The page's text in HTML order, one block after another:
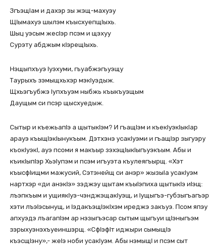
ЗгъэщIам и дахэр зы жэщ-махуэу
ЩIымахуэ шылэм къысхуепщIыхь.
Шыц уэсым жесIэр псэм и щэхуу
Сурэту абджым кIэрещIыхь.
Нэщыпхъуэ Iуэхуми, гъуабжэгъуэщу
Таурыхъ зэмыщхьхэр мэкIуэдыж.
Щхьэгъубжэ Iупхъуэм ныбжь къыкъуэщым
Даущым си псэр щысхуедыж.
Сытыр и къежьапIэ а щытыкIэм? И гъащIэм и къекIуэкIыкIар
арауэ къыщIэкIынукъым. Дэтхэнэ усакIуэми и гъащIэр зыгуэру
къокIуэкI, ауэ псоми я макъыр зэхэщIыкIыгъуэкъым. Абы и
къикIыпIэр ХьэIупэм и псэм игъуэта къулеягъырщ. «Хэт
къысфIищми мажусий, Сэтэнейщ си анэр» жызыIа усакIуэм
нартхэр «ди анэкIэ» зэджэу щытам къыIэпиха щытыкIэ иIэщ:
лъэпкъым и ущиякIуэ-чэнджэщакIуэщ, и Iущыгъэ-губзыгъагъэр
хэти лъэIэсынущ, и IэдакъэщIэкIхэм иреджэ закъуэ. Псом япэу
апхуэдэ лъагапIэм ар нэзыгъэсар сытым щыгъуи щIэныгъэм
зэрыхуэнэхъуеиншэрщ. «СфIэфIт иджыри сымыщIэ
къэсщIэну»,- жеIэ ноби усакIуэм. Абы нэмыщI и псэм сыт